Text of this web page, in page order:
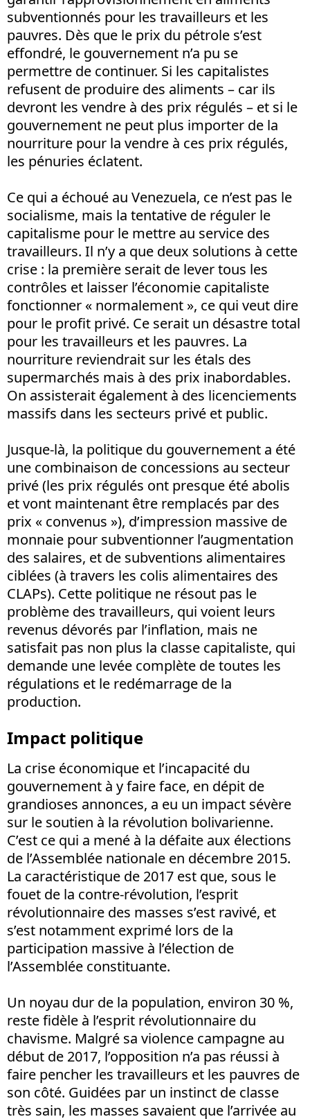
subventionnés pour les travailleurs et les
pauvres. Dès que le prix du pétrole s’est
effondré, le gouvernement n’a pu se
permettre de continuer. Si les capitalistes
refusent de produire des aliments – car ils
devront les vendre à des prix régulés – et si le
gouvernement ne peut plus importer de la
nourriture pour la vendre à ces prix régulés,
les pénuries éclatent.
Ce qui a échoué au Venezuela, ce n’est pas le
socialisme, mais la tentative de réguler le
capitalisme pour le mettre au service des
travailleurs. Il n’y a que deux solutions à cette
crise : la première serait de lever tous les
contrôles et laisser l’économie capitaliste
fonctionner « normalement », ce qui veut dire
pour le profit privé. Ce serait un désastre total
pour les travailleurs et les pauvres. La
nourriture reviendrait sur les étals des
supermarchés mais à des prix inabordables.
On assisterait également à des licenciements
massifs dans les secteurs privé et public.
Jusque-là, la politique du gouvernement a été
une combinaison de concessions au secteur
privé (les prix régulés ont presque été abolis
et vont maintenant être remplacés par des
prix « convenus »), d’impression massive de
monnaie pour subventionner l’augmentation
des salaires, et de subventions alimentaires
ciblées (à travers les colis alimentaires des
CLAPs). Cette politique ne résout pas le
problème des travailleurs, qui voient leurs
revenus dévorés par l’inflation, mais ne
satisfait pas non plus la classe capitaliste, qui
demande une levée complète de toutes les
régulations et le redémarrage de la
production.
Impact politique
La crise économique et l’incapacité du
gouvernement à y faire face, en dépit de
grandioses annonces, a eu un impact sévère
sur le soutien à la révolution bolivarienne.
C’est ce qui a mené à la défaite aux élections
de l’Assemblée nationale en décembre 2015.
La caractéristique de 2017 est que, sous le
fouet de la contre-révolution, l’esprit
révolutionnaire des masses s’est ravivé, et
s’est notamment exprimé lors de la
participation massive à l’élection de
l’Assemblée constituante.
Un noyau dur de la population, environ 30 %,
reste fidèle à l’esprit révolutionnaire du
chavisme. Malgré sa violence campagne au
début de 2017, l’opposition n’a pas réussi à
faire pencher les travailleurs et les pauvres de
son côté. Guidées par un instinct de classe
très sain, les masses savaient que l’arrivée au